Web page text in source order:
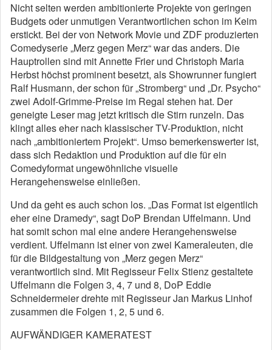
Nicht selten werden ambitionierte Projekte von geringen
Budgets oder unmutigen Verantwortlichen schon im Keim
erstickt. Bei der von Network Movie und ZDF produzierten
Comedyserie „Merz gegen Merz“ war das anders. Die
Hauptrollen sind mit Annette Frier und Christoph Maria
Herbst höchst prominent besetzt, als Showrunner fungiert
Ralf Husmann, der schon für „Stromberg“ und „Dr. Psycho“
zwei Adolf-Grimme-Preise im Regal stehen hat. Der
geneigte Leser mag jetzt kritisch die Stirn runzeln. Das
klingt alles eher nach klassischer TV-Produktion, nicht
nach „ambitioniertem Projekt“. Umso bemerkenswerter ist,
dass sich Redaktion und Produktion auf die für ein
Comedyformat ungewöhnliche visuelle
Herangehensweise einließen.
Und da geht es auch schon los. „Das Format ist eigentlich
eher eine Dramedy“, sagt DoP Brendan Uffelmann. Und
hat somit schon mal eine andere Herangehensweise
verdient. Uffelmann ist einer von zwei Kameraleuten, die
für die Bildgestaltung von „Merz gegen Merz“
verantwortlich sind. Mit Regisseur Felix Stienz gestaltete
Uffelmann die Folgen 3, 4, 7 und 8, DoP Eddie
Schneidermeier drehte mit Regisseur Jan Markus Linhof
zusammen die Folgen 1, 2, 5 und 6.
AUFWÄNDIGER KAMERATEST